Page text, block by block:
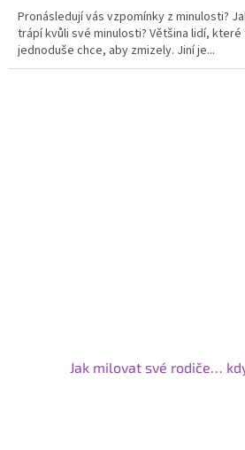
Pronásledují vás vzpomínky z minulosti?
trápí kvůli své minulosti? Většina lidí,
jednoduše chce, aby zmizely. Jiní je...
Jak milovat své rodiče…